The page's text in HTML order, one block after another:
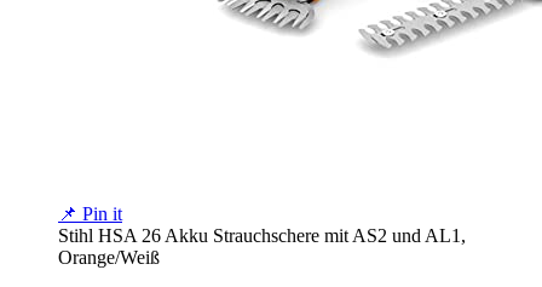
📌 Pin it
Stihl HSA 26 Akku Strauchschere mit AS2 und AL1,
Orange/Weiß